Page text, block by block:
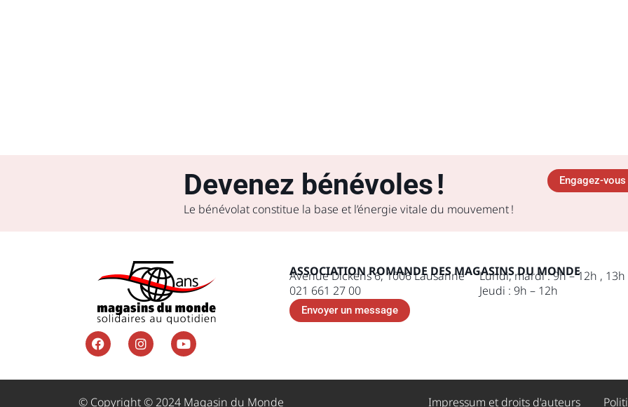
Devenez bénévoles !
Le bénévolat constitue la base et l’énergie vitale du mouvement !
Engagez-vous
ASSOCIATION ROMANDE DES MAGASINS DU MONDE
Avenue Dickens 6, 1006 Lausanne
021 661 27 00
Lundi, mardi : 9h – 12h , 13h
Jeudi : 9h – 12h
Envoyer un message
© Copyright © 2024 Magasin du Monde Impressum et droits d'auteurs ​